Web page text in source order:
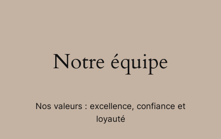
Notre équipe
Nos valeurs : excellence, confiance et
loyauté